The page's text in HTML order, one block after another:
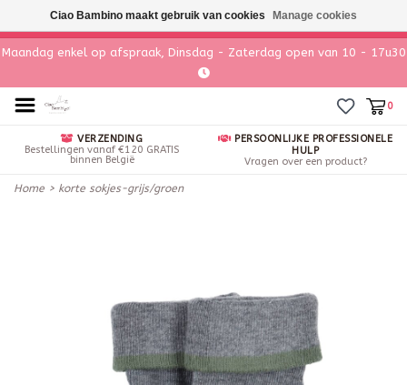
Maandag enkel op afspraak, Dinsdag - Zaterdag open van 10 - 17u30
0
VERZENDING
Bestellingen vanaf €120 GRATIS
binnen België
PERSOONLIJKE PROFESSIONELE
HULP
Vragen over een product?
Home > korte sokjes-grijs/groen
Ciao Bambino maakt gebruik van cookies Manage cookies